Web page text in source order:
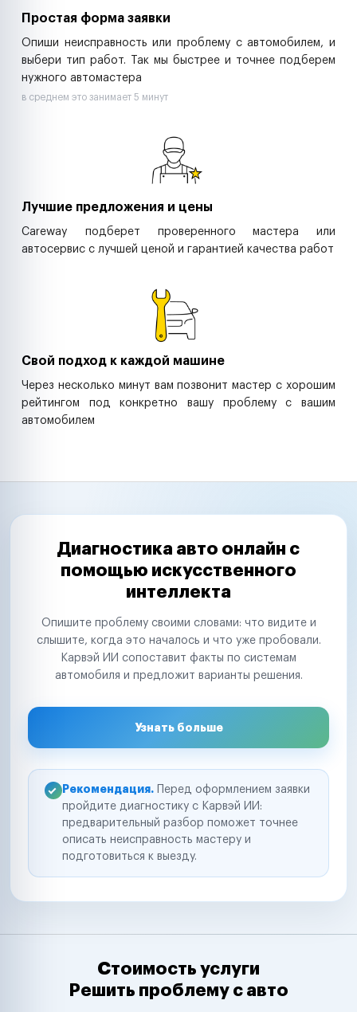
Простая форма заявки
Опиши неисправность или проблему с автомобилем, и
выбери тип работ. Так мы быстрее и точнее подберем
нужного автомастера
в среднем это занимает 5 минут
Лучшие предложения и цены
Careway подберет проверенного мастера или
автосервис с лучшей ценой и гарантией качества работ
Свой подход к каждой машине
Через несколько минут вам позвонит мастер с хорошим
рейтингом под конкретно вашу проблему с вашим
автомобилем
Диагностика авто онлайн с
помощью искусственного
интеллекта
Опишите проблему своими словами: что видите и
слышите, когда это началось и что уже пробовали.
Карвэй ИИ сопоставит факты по системам
автомобиля и предложит варианты решения.
Узнать больше
Рекомендация. Перед оформлением заявки
пройдите диагностику с Карвэй ИИ:
предварительный разбор поможет точнее
описать неисправность мастеру и
подготовиться к выезду.
Стоимость услуги
Решить проблему с авто